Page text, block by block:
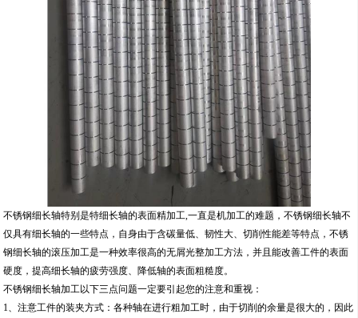
不锈钢细长轴特别是特细长轴的表面精加工,一直是机加工的难题，不锈钢细长轴不
仅具有细长轴的一些特点，自身由于含碳量低、韧性大、切削性能差等特点，不锈
钢细长轴的滚压加工是一种效率很高的无屑光整加工方法，并且能改善工件的表面
硬度，提高细长轴的疲劳强度、降低轴的表面粗糙度。
不锈钢细长轴加工以下三点问题一定要引起您的注意和重视：
1、注意工件的装夹方式：各种轴在进行粗加工时，由于切削的余量是很大的，因此